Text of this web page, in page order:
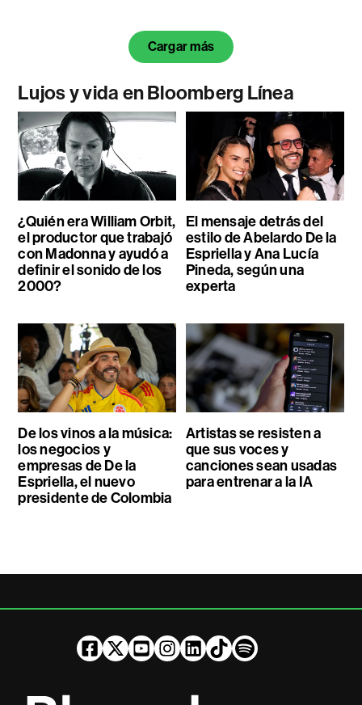
Cargar más
Lujos y vida en Bloomberg Línea
¿Quién era William Orbit,
el productor que trabajó
con Madonna y ayudó a
definir el sonido de los
2000?
El mensaje detrás del
estilo de Abelardo De la
Espriella y Ana Lucía
Pineda, según una
experta
De los vinos a la música:
los negocios y
empresas de De la
Espriella, el nuevo
presidente de Colombia
Artistas se resisten a
que sus voces y
canciones sean usadas
para entrenar a la IA